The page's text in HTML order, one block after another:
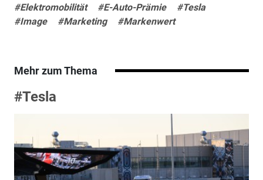
#Elektromobilität
#E-Auto-Prämie
#Tesla
#Image
#Marketing #Markenwert
Mehr zum Thema
#Tesla